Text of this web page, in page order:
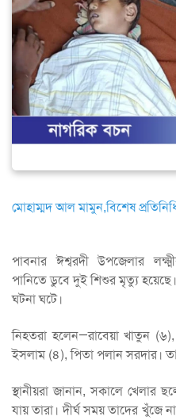
মোহাম্মদ আল মামুন,বিশেষ
পাবনার ঈশ্বরদী উপজেলার
পানিতে ডুবে দুই শিশুর মৃত্যু
ঘটনা ঘটে।
নিহতরা হলেন—রাবেয়া খাতুন
ইসলাম (৪), পিতা পলান সরদার।
স্থানীয়রা জানান, সকালে খেলার
যায় তারা। দীর্ঘ সময় তাদের খুঁজে